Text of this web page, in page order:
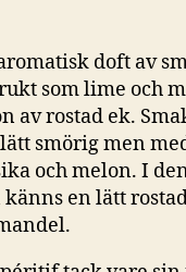
doft av
som lime och
av rostad ek.
smörig men
och melon. I
en lätt